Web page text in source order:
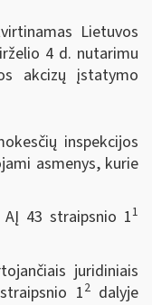
Lietuvos
4 d. nutarimu
akcizų įstatymo
inspekcijos
asmenys, kurie
43 straipsnio 11
juridiniais
12 dalyje